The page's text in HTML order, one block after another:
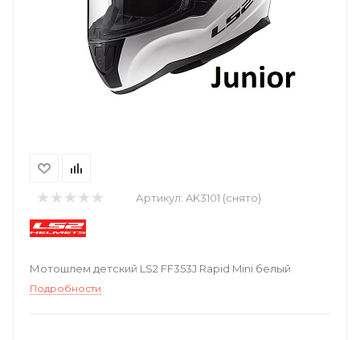
Артикул: AK3101 (снято)
Мотошлем детский LS2 FF353J Rapid Mini белый
Подробности